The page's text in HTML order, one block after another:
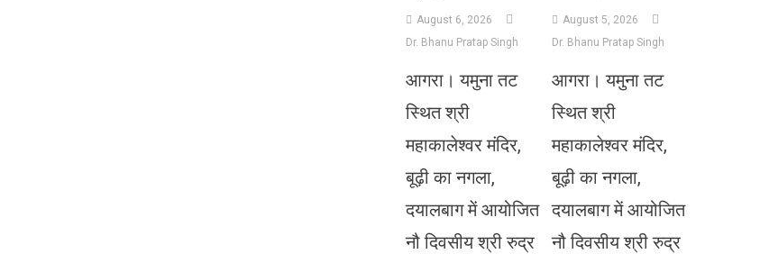
August 6, 2026
Dr. Bhanu Pratap Singh
आगरा। यमुना तट
स्थित श्री
महाकालेश्वर मंदिर,
बूढ़ी का नगला,
दयालबाग में आयोजित
नौ दिवसीय श्री रुद्र
August 5, 2026
Dr. Bhanu Pratap Singh
आगरा। यमुना तट
स्थित श्री
महाकालेश्वर मंदिर,
बूढ़ी का नगला,
दयालबाग में आयोजित
नौ दिवसीय श्री रुद्र